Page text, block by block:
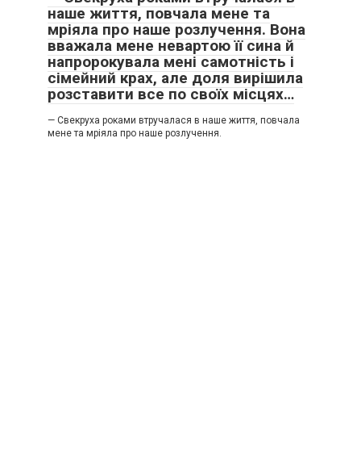
наше життя, повчала мене та
мріяла про наше розлучення. Вона
вважала мене невартою її сина й
напророкувала мені самотність і
сімейний крах, але доля вирішила
розставити все по своїх місцях…
— Свекруха роками втручалася в наше життя, повчала
мене та мріяла про наше розлучення.